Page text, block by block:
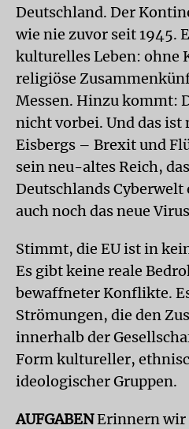
Deutschland. Der
wie nie zuvor seit 1945.
kulturelles Leben: ohne
religiöse
Messen. Hinzu kommt:
nicht vorbei. Und das ist
Eisbergs – Brexit und
sein neu-altes Reich,
Deutschlands
auch noch das neue
Stimmt, die EU ist in
Es gibt keine reale
bewaffneter Konflikte.
Strömungen, die den
innerhalb der
Form kultureller,
ideologischer Gruppen.
AUFGABENErinnern wir